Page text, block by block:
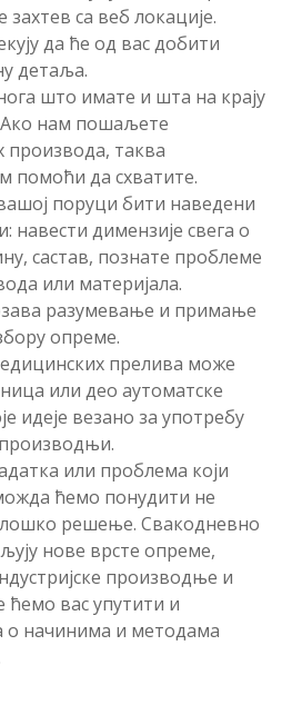
са веб локације.
да ће од вас добити
детаља.
што имате и шта на крају
нам пошаљете
производа, таква
помоћи да схватите.
поруци бити наведени
навести димензије свега о
састав, познате проблеме
или материјала.
разумевање и примање
опреме.
прелива може
или део аутоматске
идеје везано за употребу
или проблема који
ћемо понудити не
решење. Свакодневно
нове врсте опреме,
производње и
ћемо вас упутити и
о начинима и методама